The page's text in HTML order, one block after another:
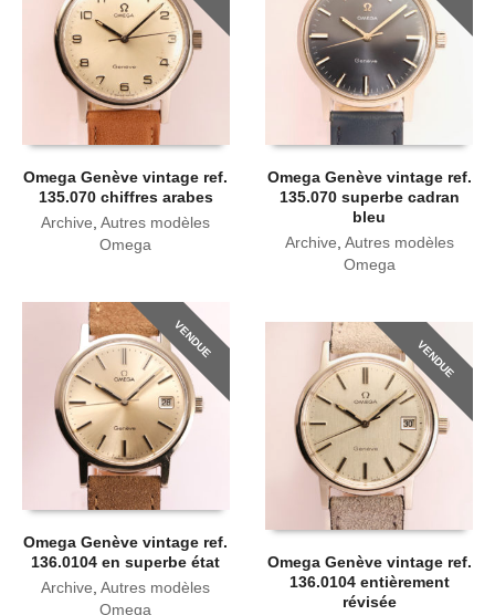
Omega Genève vintage ref.
135.070 chiffres arabes
Archive ,Autres modèles
Omega
Omega Genève vintage ref.
135.070 superbe cadran
bleu
Archive Autres modèles
Omega
VENDUE
Omega Genève vintage ref.
136.0104 en superbe état
Archive ,Autres modèles
Omega
VENDUE
Omega Genève vintage ref.
136.0104 entièrement
révisée